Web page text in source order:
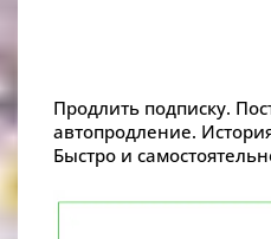
Продлить подписку.
автопродление.
Быстро и